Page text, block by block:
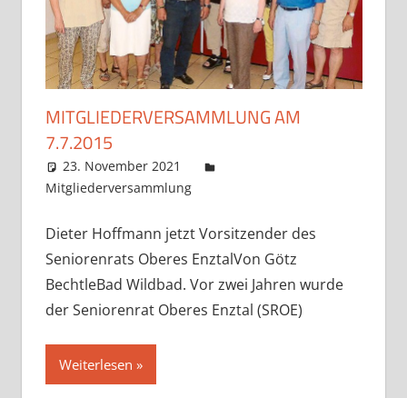
MITGLIEDERVERSAMMLUNG AM
7.7.2015
23. November 2021
Mitgliederversammlung
Dieter Hoffmann jetzt Vorsitzender des
Seniorenrats Oberes EnztalVon Götz
BechtleBad Wildbad. Vor zwei Jahren wurde
der Seniorenrat Oberes Enztal (SROE)
Weiterlesen